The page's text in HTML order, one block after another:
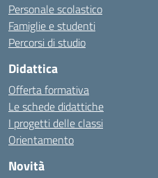
Personale scolastico
Famiglie e studenti
Percorsi di studio
Didattica
Offerta formativa
Le schede didattiche
I progetti delle classi
Orientamento
Novità